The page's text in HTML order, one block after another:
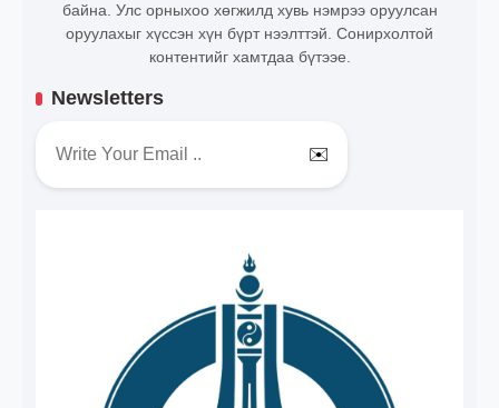
байна. Улс орныхоо хөгжилд хувь нэмрээ оруулсан
оруулахыг хүссэн хүн бүрт нээлттэй. Сонирхолтой
контентийг хамтдаа бүтээе.
Newsletters
✉️